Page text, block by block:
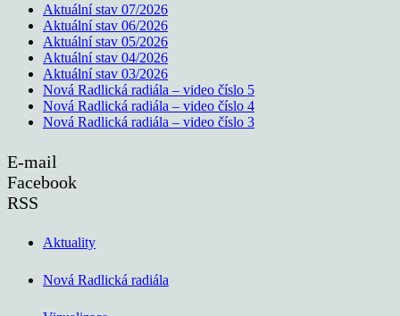
Aktuální stav 07/2026
Aktuální stav 06/2026
Aktuální stav 05/2026
Aktuální stav 04/2026
Aktuální stav 03/2026
Nová Radlická radiála – video číslo 5
Nová Radlická radiála – video číslo 4
Nová Radlická radiála – video číslo 3
E-mail
Facebook
RSS
Aktuality
Nová Radlická radiála